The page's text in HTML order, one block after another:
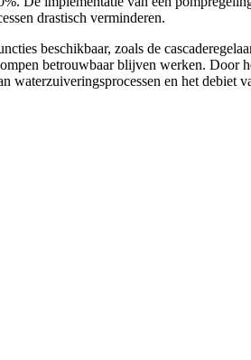
drastisch verminderen.
beschikbaar, zoals de
betrouwbaar blijven werken. Door
waterzuiveringsprocessen en het